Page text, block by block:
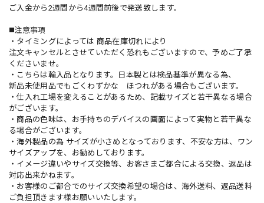
ご入金から2週間から4週間前後で発送致します。
◼️注意事項
・タイミングによっては 商品在庫切れにより
注文キャンセルとさせていただく恐れもございますので、予めご了承
くださいませ。
・こちらは輸入品となります。日本製とは検品基準が異なる為、
新品未使用品でもごくわずかな ほつれがある場合もございます。
・仕入れ工場を変えることがあるため、記載サイズと若干異なる場合
がございます。
・商品の色味は、お手持ちのデバイスの画面によって実物と若干異な
る場合がございます。
・海外製品の為 サイズが小さめとなっております、不安な方は、ワン
サイズアップを、お勧めしております。
・イメージ違いやサイズ交換等、お客さまご都合による交換、返品は
対応出来かねます。
・お客様のご都合でのサイズ交換希望の場合は、海外送料、返品送料
ご負担頂きます様お願いいたします。